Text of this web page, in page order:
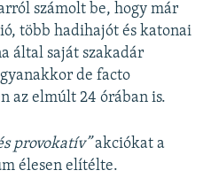
számolt be, hogy már
több hadihajót és katonai
által saját szakadár
de facto
az elmúlt 24 órában is.
provokatív”akciókat a
élesen elítélte.